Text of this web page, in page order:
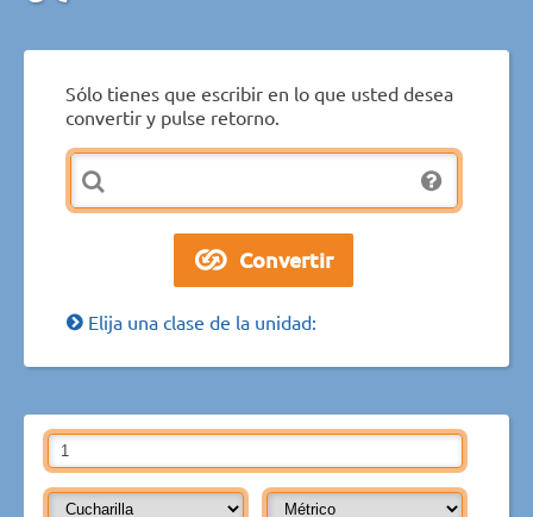
Sólo tienes que escribir en lo que usted desea
convertir y pulse retorno.
Elija una clase de la unidad: